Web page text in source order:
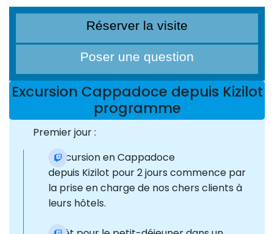
Réserver la visite
Poser une question
Excursion Cappadoce depuis Kizilot
programme
Premier jour :
L'excursion en Cappadoce
depuis Kizilot pour 2 jours commence par
la prise en charge de nos chers clients à
leurs hôtels.